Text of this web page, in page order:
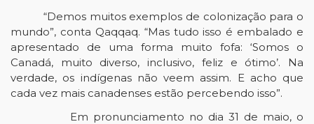
“Demos muitos exemplos de colonização para o
mundo”, conta Qaqqaq. “Mas tudo isso é embalado e
apresentado de uma forma muito fofa: ‘Somos o
Canadá, muito diverso, inclusivo, feliz e ótimo’. Na
verdade, os indígenas não veem assim. E acho que
cada vez mais canadenses estão percebendo isso”.
Em pronunciamento no dia 31 de maio, o